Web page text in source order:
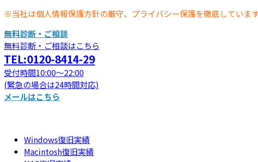
※当社は個人情報保護方針の厳守、プライバシー保護を徹底しています
無料診断・ご相談
無料診断・ご相談はこちら
TEL:0120-8414-29
受付時間10:00～22:00
(緊急の場合は24時間対応)
メールはこちら
Windows復旧実績
Macintosh復旧実績